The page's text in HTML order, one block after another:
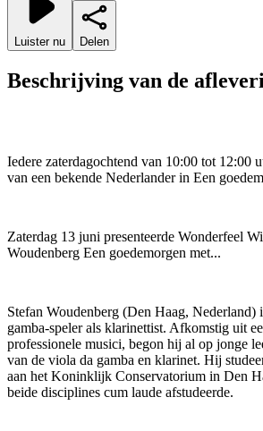
Luister nu Delen
Beschrijving van de
Iedere zaterdagochtend van 10:00 tot 12:00
van een bekende Nederlander in Een
Zaterdag 13 juni presenteerde Wonderfeel
Woudenberg Een goedemorgen met...
Stefan Woudenberg (Den Haag, Nederland)
gamba-speler als klarinettist. Afkomstig uit
professionele musici, begon hij al op jonge
van de viola da gamba en klarinet. Hij
aan het Koninklijk Conservatorium in Den
beide disciplines cum laude afstudeerde.